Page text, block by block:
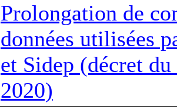
Prolongation de
données utilisées
et Sidep (décret
2020)